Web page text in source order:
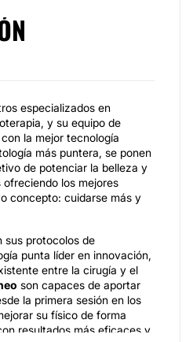
especializados en
y su equipo de
la mejor tecnología
más puntera, se ponen
de potenciar la belleza y
ofreciendo los mejores
concepto: cuidarse más y
sus protocolos de
punta líder en innovación,
entre la cirugía y el
son capaces de aportar
la primera sesión en los
su físico de forma
resultados más eficaces y